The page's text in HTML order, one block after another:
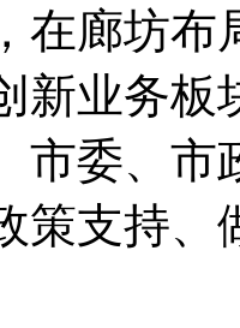
在廊坊布
新业务
市委、市
策支持